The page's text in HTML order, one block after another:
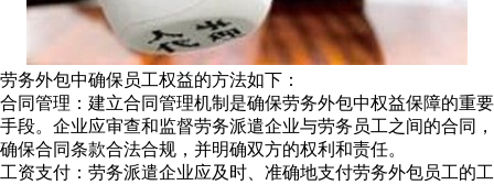
劳务外包中确保员工权益的方法如下：
合同管理：建立合同管理机制是确保劳务外包中权益保障的重要
手段。企业应审查和监督劳务派遣企业与劳务员工之间的合同，
确保合同条款合法合规，并明确双方的权利和责任。
工资支付：劳务派遣企业应及时、准确地支付劳务外包员工的工